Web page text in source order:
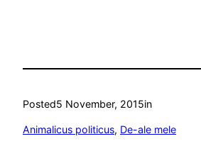
Posted5 November, 2015in
Animalicus politicus, De-ale mele